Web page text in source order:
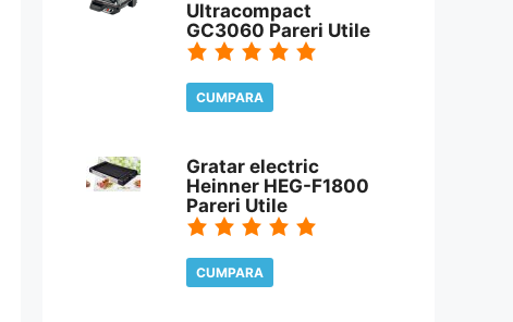
Ultracompact
GC3060 Pareri Utile
CUMPARA
Gratar electric
Heinner HEG-F1800
Pareri Utile
CUMPARA